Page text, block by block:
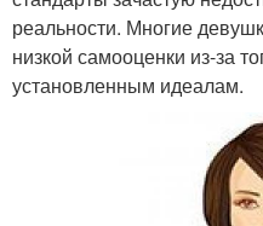
реальности. Многие
низкой самооценки из-за
установленным идеалам.